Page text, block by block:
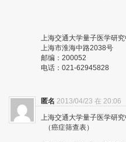
上海交通大学量子医学研
上海市淮海中路2038号
邮编：200052
电话：021-62945828
匿名 2013/04/23 在 20:06
上海交通大学量子医学研
（癌症筛查表）